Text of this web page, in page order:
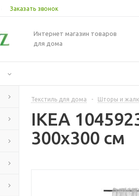
Заказать звонок
Интернет магазин товаров
для дома
Текстиль для дома - Шторы и
IKEA
300x300 см